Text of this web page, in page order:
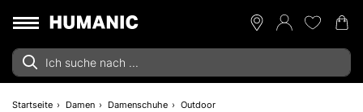
Startseite Damen Damenschuhe Outdoor